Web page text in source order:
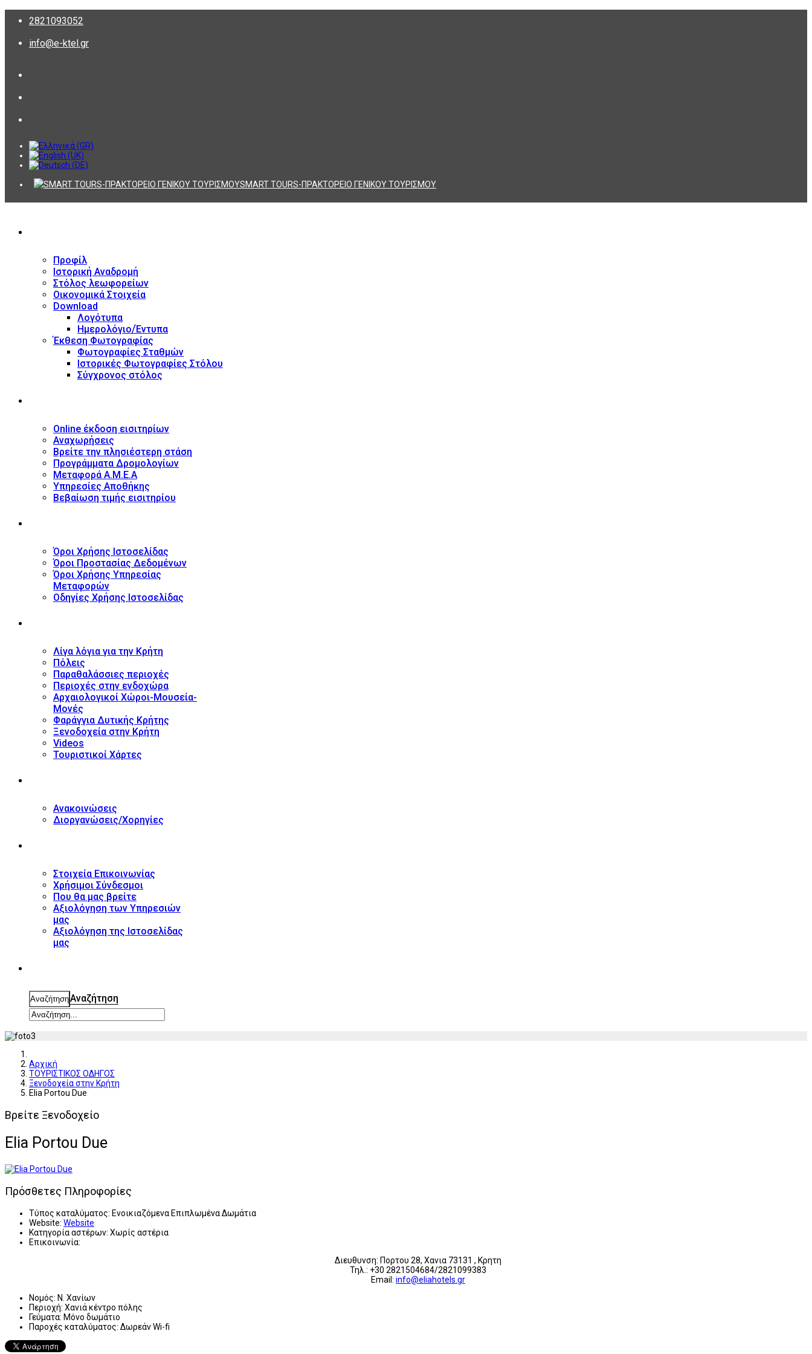
2821093052
info@e-ktel.gr
SMART TOURS-ΠΡΑΚΤΟΡΕΙΟ ΓΕΝΙΚΟΥ ΤΟΥΡΙΣΜΟΥ
Προφίλ
Ιστορική Αναδρομή
Στόλος λεωφορείων
Οικονομικά Στοιχεία
Download
Λογότυπα
Ημερολόγιο/Έντυπα
Έκθεση Φωτογραφίας
Φωτογραφίες Σταθμών
Ιστορικές Φωτογραφίες Στόλου
Σύγχρονος στόλος
Online έκδοση εισιτηρίων
Αναχωρήσεις
Βρείτε την πλησιέστερη στάση
Προγράμματα Δρομολογίων
Μεταφορά Α.Μ.Ε.Α
Υπηρεσίες Αποθήκης
Βεβαίωση τιμής εισιτηρίου
Όροι Χρήσης Ιστοσελίδας
Όροι Προστασίας Δεδομένων
Όροι Χρήσης Υπηρεσίας
Μεταφορών
Οδηγίες Χρήσης Ιστοσελίδας
Λίγα λόγια για την Κρήτη
Πόλεις
Παραθαλάσσιες περιοχές
Περιοχές στην ενδοχώρα
Αρχαιολογικοί Χώροι-Μουσεία-
Μονές
Φαράγγια Δυτικής Κρήτης
Ξενοδοχεία στην Κρήτη
Videos
Τουριστικοί Χάρτες
Ανακοινώσεις
Διοργανώσεις/Χορηγίες
Στοιχεία Επικοινωνίας
Χρήσιμοι Σύνδεσμοι
Που θα μας βρείτε
Αξιολόγηση των Υπηρεσιών
μας
Αξιολόγηση της Ιστοσελίδας
μας
ΑναζήτησηΑναζήτηση
Αρχική
ΤΟΥΡΙΣΤΙΚΟΣ ΟΔΗΓΟΣ
Ξενοδοχεία στην Κρήτη
Elia Portou Due
Βρείτε Ξενοδοχείο
Elia Portou Due
Πρόσθετες Πληροφορίες
Τύπος καταλύματος: Ενοικιαζόμενα Επιπλωμένα Δωμάτια
Website: Website
Κατηγορία αστέρων: Χωρίς αστέρια
Επικοινωνία:
Διευθυνση: Πορτου 28, Χανια 73131 , Κρητη
Τηλ.: +30 2821504684/2821099383
Email: info@eliahotels.gr
Νομός: Ν. Χανίων
Περιοχή: Χανιά κέντρο πόλης
Γεύματα: Μόνο δωμάτιο
Παροχές καταλύματος: Δωρεάν Wi-fi